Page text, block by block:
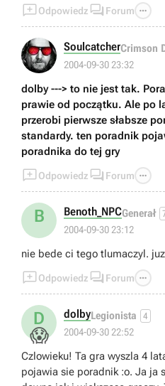
Odpowiedz  Forum 
SoulcatcherCrimson
2004-09-30 23:32
dolby ---> to nie jest tak. Poradnik do tej gry był n GOLu
prawie od początku. Ale po
przerobi pierwsze słabsze
standardy. ten poradnik
poradnika do tej gry
Odpowiedz  Forum 
B Benoth_NPCGenerał
2004-09-30 23:12
nie bede ci tego tlumaczyl.
Odpowiedz  Forum 
D
😱
dolbyLegionista 4
2004-09-30 22:52
Czlowieku! Ta gra wyszla 4
pojawia sie poradnik :o. Ja ja